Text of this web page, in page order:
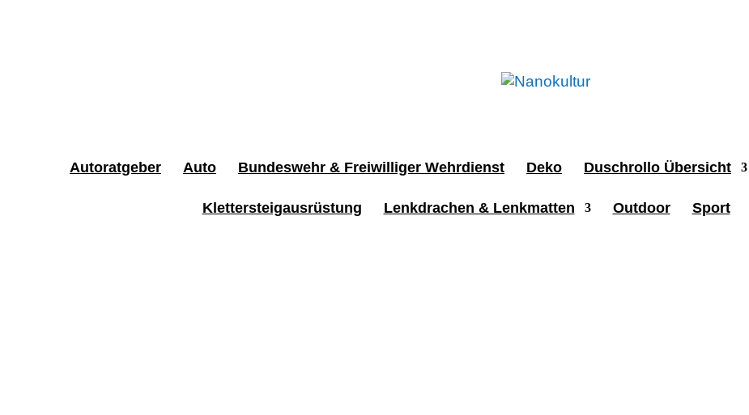
Autoratgeber Auto Bundeswehr & Freiwilliger Wehrdienst Deko Duschrollo Übersicht
Klettersteigausrüstung Lenkdrachen & Lenkmatten Outdoor Sport